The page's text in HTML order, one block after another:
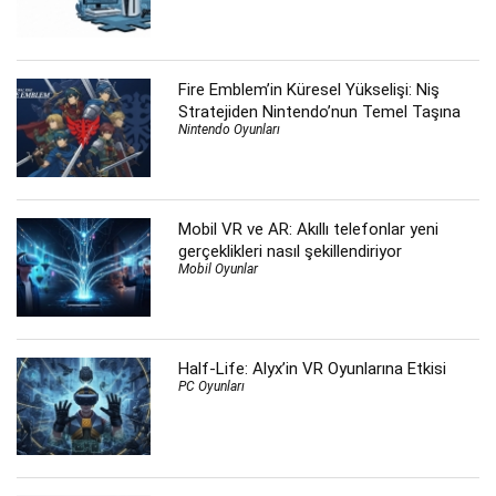
Fire Emblem’in Küresel Yükselişi: Niş
Stratejiden Nintendo’nun Temel Taşına
Nintendo Oyunları
Mobil VR ve AR: Akıllı telefonlar yeni
gerçeklikleri nasıl şekillendiriyor
Mobil Oyunlar
Half-Life: Alyx’in VR Oyunlarına Etkisi
PC Oyunları